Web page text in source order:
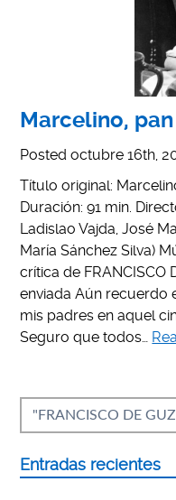
Marcelino, pan
Postedoctubre 16th,
Título original:
Duración: 91 min.
Ladislao Vajda, José
María Sánchez Silva)
crítica de FRANCISCO
enviada Aún recuerdo
mis padres en aquel
Seguro que todos…
Entradas recientes